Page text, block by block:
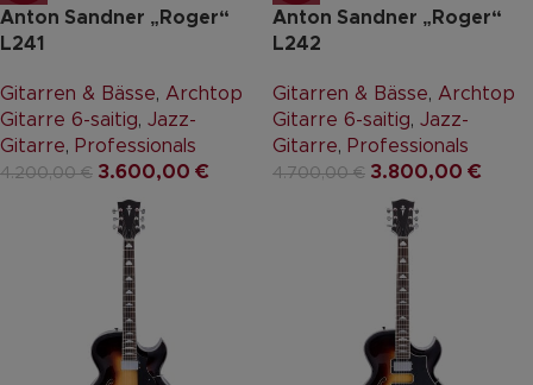
Anton Sandner „Roger“
L241
Gitarren & Bässe, Archtop
Gitarre 6-saitig, Jazz-
Gitarre, Professionals
4.200,00€ 3.600,00 €
Anton Sandner „Roger“
L242
Gitarren & Bässe, Archtop
Gitarre 6-saitig, Jazz-
Gitarre, Professionals
4.700,00€ 3.800,00 €